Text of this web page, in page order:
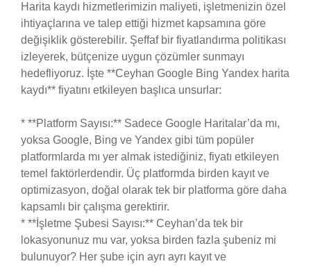
Harita kaydı hizmetlerimizin maliyeti, işletmenizin özel
ihtiyaçlarına ve talep ettiği hizmet kapsamına göre
değişiklik gösterebilir. Şeffaf bir fiyatlandırma politikası
izleyerek, bütçenize uygun çözümler sunmayı
hedefliyoruz. İşte **Ceyhan Google Bing Yandex harita
kaydı** fiyatını etkileyen başlıca unsurlar:
* **Platform Sayısı:** Sadece Google Haritalar’da mı,
yoksa Google, Bing ve Yandex gibi tüm popüler
platformlarda mı yer almak istediğiniz, fiyatı etkileyen
temel faktörlerdendir. Üç platformda birden kayıt ve
optimizasyon, doğal olarak tek bir platforma göre daha
kapsamlı bir çalışma gerektirir.
* **İşletme Şubesi Sayısı:** Ceyhan’da tek bir
lokasyonunuz mu var, yoksa birden fazla şubeniz mi
bulunuyor? Her şube için ayrı ayrı kayıt ve